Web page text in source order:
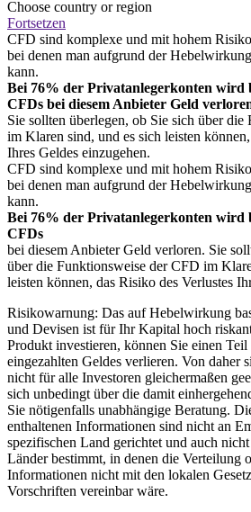
Choose country or region
Fortsetzen
CFD sind komplexe und mit hohem
bei denen man aufgrund der
kann.
Bei 76% der Privatanlegerkonten wird
CFDs bei diesem Anbieter Geld
Sie sollten überlegen, ob Sie sich über
im Klaren sind, und es sich leisten
Ihres Geldes einzugehen.
CFD sind komplexe und mit hohem
bei denen man aufgrund der
kann.
Bei 76% der Privatanlegerkonten wird
CFDs
bei diesem Anbieter Geld verloren. Sie
über die Funktionsweise der CFD im
leisten können, das Risiko des Verlustes
Risikowarnung: Das auf Hebelwirkung
und Devisen ist für Ihr Kapital hoch
Produkt investieren, können Sie einen
eingezahlten Geldes verlieren. Von daher
nicht für alle Investoren gleichermaßen
sich unbedingt über die damit
Sie nötigenfalls unabhängige Beratung.
enthaltenen Informationen sind nicht an
spezifischen Land gerichtet und auch
Länder bestimmt, in denen die Verteilung
Informationen nicht mit den lokalen
Vorschriften vereinbar wäre.